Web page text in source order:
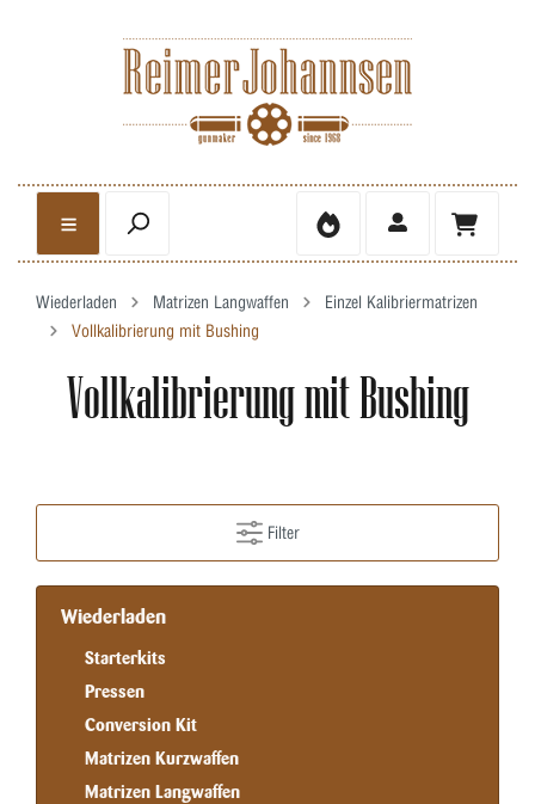
Wiederladen Matrizen Langwaffen
Einzel Kalibriermatrizen
Vollkalibrierung mit Bushing
Vollkalibrierung mit Bushing
Filter
Wiederladen
Starterkits
Pressen
Conversion Kit
Matrizen Kurzwaffen
Matrizen Langwaffen